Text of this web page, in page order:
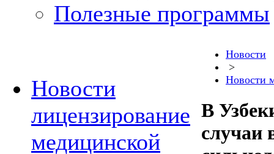
Полезные программы
Новости
лицензирование
медицинской
Новости
>
Новости
В
случаи